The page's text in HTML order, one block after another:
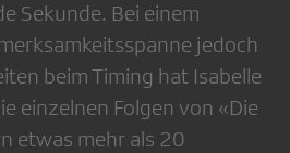
Sekunde. Bei einem
jedoch
beim Timing hat Isabelle
einzelnen Folgen von «Die
etwas mehr als 20